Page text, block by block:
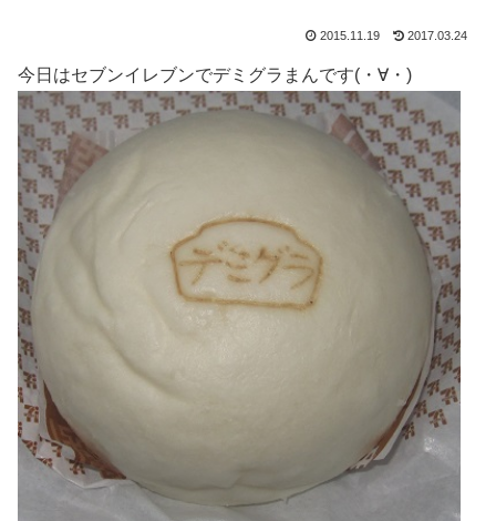
2015.11.19 2017.03.24
今日はセブンイレブンでデミグラまんです(・∀・)